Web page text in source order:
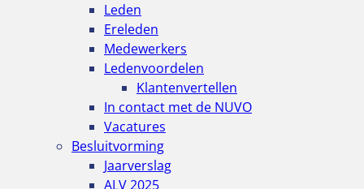
Leden
Ereleden
Medewerkers
Ledenvoordelen
Klantenvertellen
In contact met de NUVO
Vacatures
Besluitvorming
Jaarverslag
ALV 2025